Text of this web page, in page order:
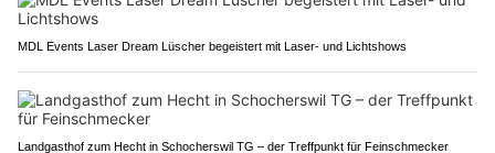
MDL Events Laser Dream Lüscher begeistert mit Laser- und Lichtshows
Landgasthof zum Hecht in Schocherswil TG – der Treffpunkt für Feinschmecker